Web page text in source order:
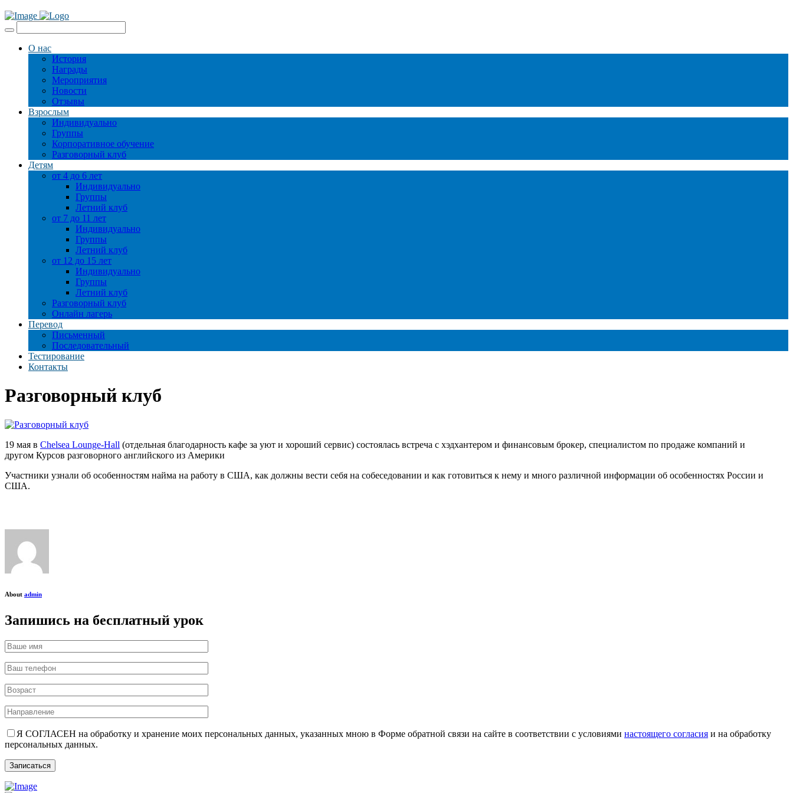
О нас
История
Награды
Мероприятия
Новости
Отзывы
Взрослым
Индивидуально
Группы
Корпоративное обучение
Разговорный клуб
Детям
от 4 до 6 лет
Индивидуально
Группы
Летний клуб
от 7 до 11 лет
Индивидуально
Группы
Летний клуб
от 12 до 15 лет
Индивидуально
Группы
Летний клуб
Разговорный клуб
Онлайн лагерь
Перевод
Письменный
Последовательный
Тестирование
Контакты
Разговорный клуб
19 мая в Chelsea Lounge-Hall (отдельная благодарность кафе за уют и хороший сервис) состоялась встреча с хэдхантером и финансовым брокер, специалистом по продаже компаний и
другом Курсов разговорного английского из Америки
Участники узнали об особенностям найма на работу в США, как должны вести себя на собеседовании и как готовиться к нему и много различной информации об особенностях России и
США.
About admin
Запишись на бесплатный урок
Я СОГЛАСЕН на обработку и хранение моих персональных данных, указанных мною в Форме обратной связи на сайте в соответствии с условиями настоящего согласия и на обработку
персональных данных.